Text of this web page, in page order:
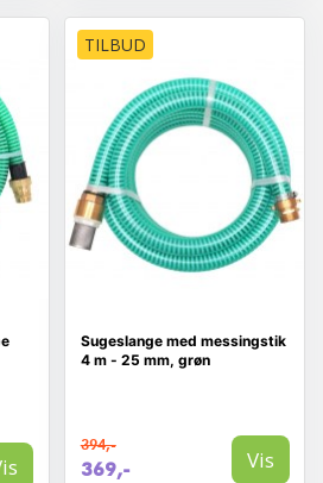
TILBUD
Sugeslange med messingstik
4 m - 25 mm, grøn
394,-
369,- Vis